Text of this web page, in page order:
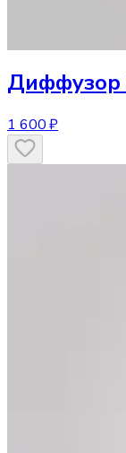
Диффузор
1 600 ₽